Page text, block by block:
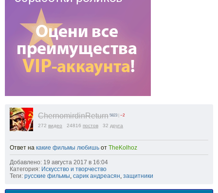
ChernomirdinReturn 5823 −2
272 видео 24816 постов 32 друга
Ответ на какие фильмы любишь от TheKolhoz
Добавлено: 19 августа 2017 в 16:04
Категория: Искусство и творчество
Теги: русские фильмы, сарик андреасян, защитники